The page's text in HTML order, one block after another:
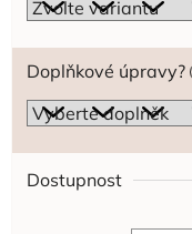
Doplňkové úpravy?
Dostupnost